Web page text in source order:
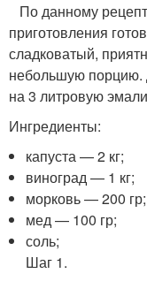
По данному
приготовления
сладковатый,
небольшую порцию.
на 3 литровую
Ингредиенты:
капуста — 2 кг;
виноград — 1 кг;
морковь — 200 гр;
мед — 100 гр;
соль;
Шаг 1.